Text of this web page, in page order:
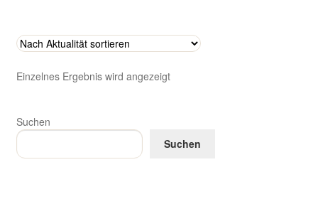
Einzelnes Ergebnis wird angezeigt
Suchen
Suchen